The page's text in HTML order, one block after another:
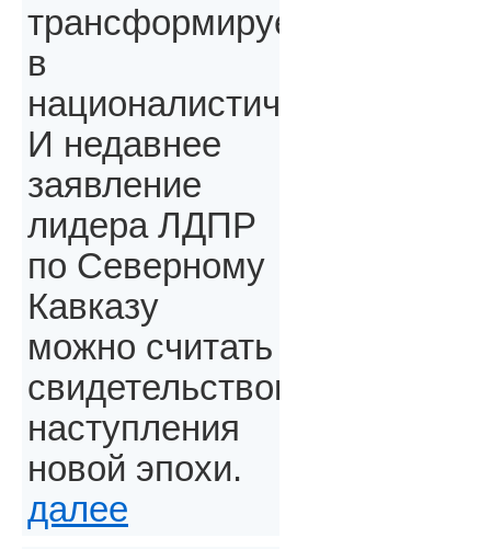
трансформируется
в
националистическое.
И недавнее
заявление
лидера ЛДПР
по Северному
Кавказу
можно считать
свидетельством
наступления
новой эпохи.
далее